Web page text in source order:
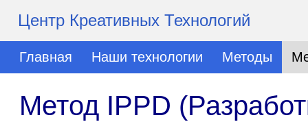
Центр Креативных Технологий
Главная Наши технологии Методы
Метод IPPD